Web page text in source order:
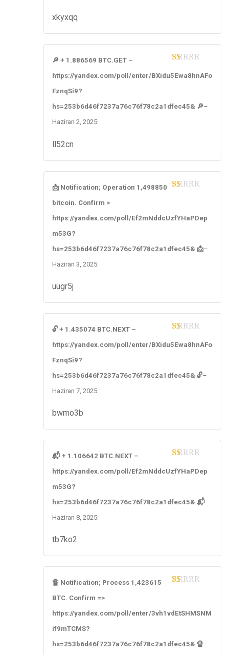
xkyxqq
ou
5
🔎 + 1.886569 BTC.GET –
https://yandex.com/poll/enter/BXidu5Ewa8hnAFo
FznqSi9?
hs=253b6d46f7237a76c76f78c2a1dfec45& 🔎–
Haziran 2, 2025:
ll52cn
of
📩 Notification; Operation 1,498850
bitcoin. Confirm >
https://yandex.com/poll/Ef2mNddcUzfYHaPDep
m53G?
hs=253b6d46f7237a76c76f78c2a1dfec45& 📩–
Haziran 3, 2025:
uugr5j
ou
5
🔓 + 1.435074 BTC.NEXT –
https://yandex.com/poll/enter/BXidu5Ewa8hnAFo
FznqSi9?
hs=253b6d46f7237a76c76f78c2a1dfec45& 🔓–
Haziran 7, 2025:
bwmo3b
ou
5
📬 + 1.106642 BTC.NEXT –
https://yandex.com/poll/Ef2mNddcUzfYHaPDep
m53G?
hs=253b6d46f7237a76c76f78c2a1dfec45& 📬–
Haziran 8, 2025:
tb7ko2
of
🔏 Notification; Process 1,423615
BTC. Confirm =>
https://yandex.com/poll/enter/3vh1vdEtSHMSNM
if9mTCMS?
hs=253b6d46f7237a76c76f78c2a1dfec45& 🔏–